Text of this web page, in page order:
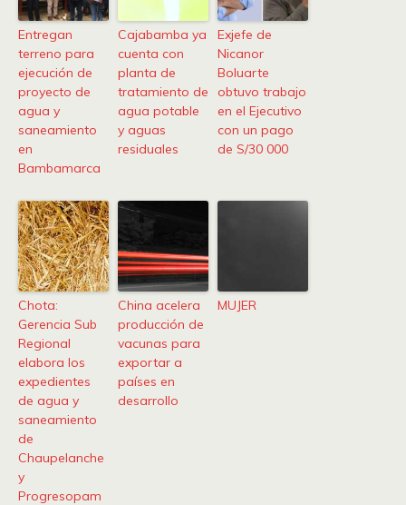
Entregan
terreno para
ejecución de
proyecto de
agua y
saneamiento
en
Bambamarca
Cajabamba ya
cuenta con
planta de
tratamiento de
agua potable
y aguas
residuales
Exjefe de
Nicanor
Boluarte
obtuvo trabajo
en el Ejecutivo
con un pago
de S/30 000
Chota:
Gerencia Sub
Regional
elabora los
expedientes
de agua y
saneamiento
de
Chaupelanche
y
Progresopam
China acelera
producción de
vacunas para
exportar a
países en
desarrollo
MUJER